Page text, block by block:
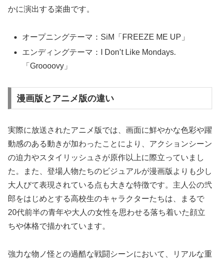
かに演出する楽曲です。
オープニングテーマ：SiM「FREEZE ME UP」
エンディングテーマ：I Don’t Like Mondays.
「Groooovy」
漫画版とアニメ版の違い
実際に放送されたアニメ版では、画面に鮮やかな色彩や躍
動感のある動きが加わったことにより、アクションシーン
の迫力やスタイリッシュさが原作以上に際立っていまし
た。また、登場人物たちのビジュアルが漫画版よりも少し
大人びて表現されている点も大きな特徴です。主人公の弐
郎をはじめとする高校生のキャラクターたちは、まるで
20代前半の青年や大人の女性を思わせる落ち着いた顔立
ちや体格で描かれています。
強力な物ノ怪との過酷な戦闘シーンにおいて、リアルな重